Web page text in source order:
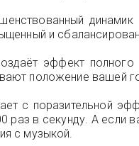
и
эффект
положение вашей
с поразительной
раз в секунду. А
с музыкой.